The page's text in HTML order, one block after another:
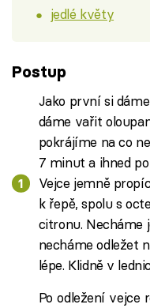
jedlé květy
Postup
Jako první si
dáme vařit
pokrájíme na co
7 minut a ihned
Vejce jemně
k řepě, spolu s
citronu. Necháme
necháme odležet
lépe. Klidně v
Po odležení vejce